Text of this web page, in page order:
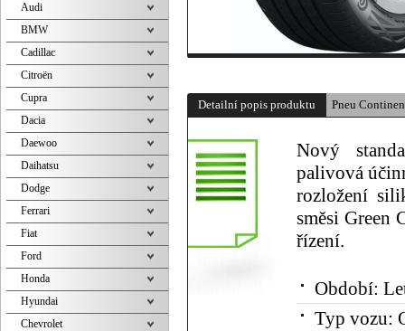
Detailní popis produktu Pneu
Nový
palivová
rozložení
směsi Green
řízení.
Období:
Typ vozu:
Audi
BMW
Cadillac
Citroën
Cupra
Dacia
Daewoo
Daihatsu
Dodge
Ferrari
Fiat
Ford
Honda
Hyundai
Chevrolet